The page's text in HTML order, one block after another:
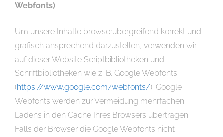
Webfonts)
Um unsere Inhalte browserübergreifend korrekt und
grafisch ansprechend darzustellen, verwenden wir
auf dieser Website Scriptbibliotheken und
Schriftbibliotheken wie z. B. Google Webfonts
(https://www.google.com/webfonts/). Google
Webfonts werden zur Vermeidung mehrfachen
Ladens in den Cache Ihres Browsers übertragen.
Falls der Browser die Google Webfonts nicht